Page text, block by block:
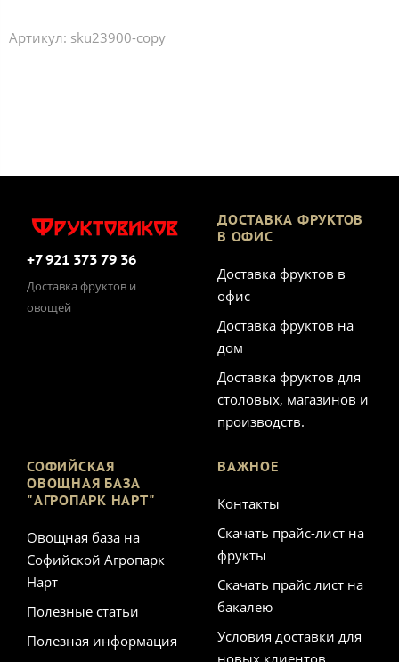
Артикул: sku23900-copy
+7 921 373 79 36
Доставка фруктов и
овощей
ДОСТАВКА ФРУКТОВ
В ОФИС
Доставка фруктов в
офис
Доставка фруктов на
дом
Доставка фруктов для
столовых, магазинов и
производств.
СОФИЙСКАЯ
ОВОЩНАЯ БАЗА
"АГРОПАРК НАРТ"
Овощная база на
Софийской Агропарк
Нарт
Полезные статьи
Полезная информация
ВАЖНОЕ
Контакты
Скачать прайс-лист на
фрукты
Скачать прайс лист на
бакалею
Условия доставки для